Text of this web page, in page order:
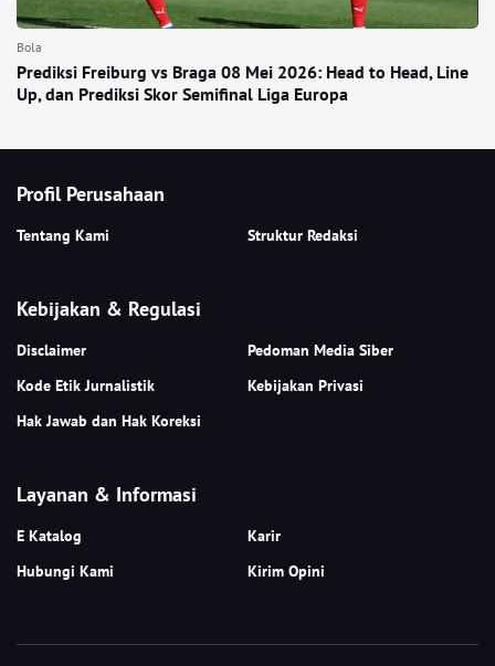
Bola
Prediksi Freiburg vs Braga 08 Mei 2026: Head to Head, Line
Up, dan Prediksi Skor Semifinal Liga Europa
Profil Perusahaan
Tentang Kami Struktur Redaksi
Kebijakan & Regulasi
Disclaimer
Pedoman Media Siber
Kode Etik Jurnalistik
Kebijakan Privasi
Hak Jawab dan Hak Koreksi
Layanan & Informasi
E Katalog
Karir
Hubungi Kami
Kirim Opini